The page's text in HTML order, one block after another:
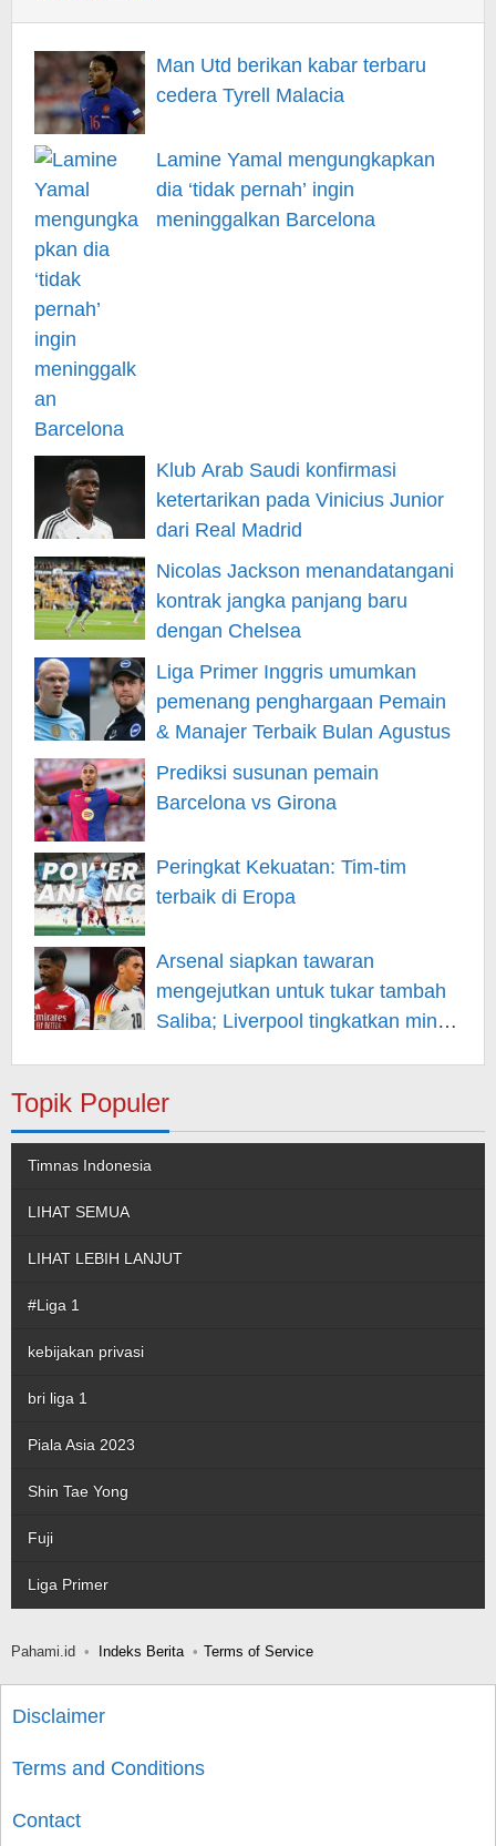
Man Utd berikan kabar terbaru
cedera Tyrell Malacia
Lamine Yamal mengungkapkan
dia ‘tidak pernah’ ingin
meninggalkan Barcelona
Klub Arab Saudi konfirmasi
ketertarikan pada Vinicius Junior
dari Real Madrid
Nicolas Jackson menandatangani
kontrak jangka panjang baru
dengan Chelsea
Liga Primer Inggris umumkan
pemenang penghargaan Pemain
& Manajer Terbaik Bulan Agustus
Prediksi susunan pemain
Barcelona vs Girona
Peringkat Kekuatan: Tim-tim
terbaik di Eropa
Arsenal siapkan tawaran
mengejutkan untuk tukar tambah
Saliba; Liverpool tingkatkan minat
Topik Populer
Timnas Indonesia
LIHAT SEMUA
LIHAT LEBIH LANJUT
#Liga 1
kebijakan privasi
bri liga 1
Piala Asia 2023
Shin Tae Yong
Fuji
Liga Primer
Pahami.id Indeks Berita Terms of Service
Disclaimer
Terms and Conditions
Contact